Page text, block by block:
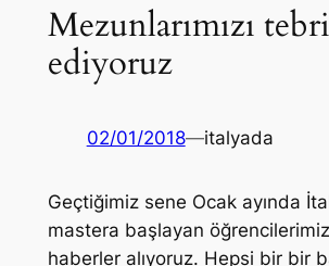
Mezunlarımızı
ediyoruz
02/01/2018—italyada
Geçtiğimiz sene Ocak ayında
mastera başlayan
haberler alıyoruz. Hepsi bir bir